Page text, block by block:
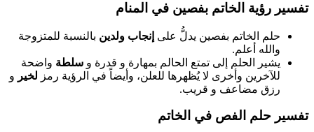
تفسير رؤية الخاتم بفصين في المنام
حلم الخاتم بفصين يدلُّ على إنجاب ولدين بالنسبة للمتزوجة
والله أعلم.
يشير الحلم إلى تمتع الحالم بمهارة و قدرة و سلطة واضحة
للآخرين وأخرى لا يُظهرها للعلن، وأيضاً في الرؤية رمز لخير و
رزق مضاعف و قريب.
تفسير حلم الفص في الخاتم